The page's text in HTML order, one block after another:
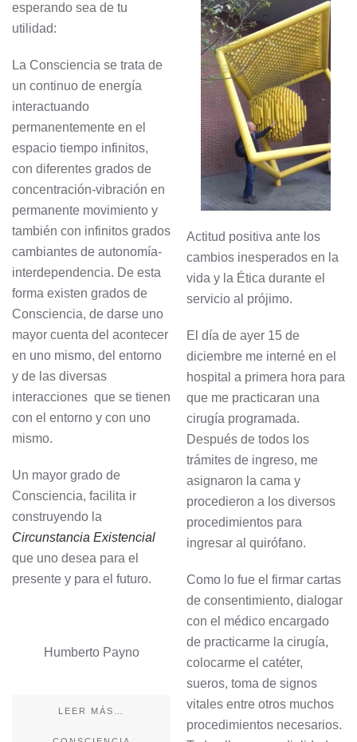
esperando sea de tu
utilidad:
La Consciencia se trata de
un continuo de energía
interactuando
permanentemente en el
espacio tiempo infinitos,
con diferentes grados de
concentración-vibración en
permanente movimiento y
también con infinitos grados
cambiantes de autonomía-
interdependencia. De esta
forma existen grados de
Consciencia, de darse uno
mayor cuenta del acontecer
en uno mismo, del entorno
y de las diversas
interacciones que se tienen
con el entorno y con uno
mismo.
Un mayor grado de
Consciencia, facilita ir
construyendo la
Circunstancia Existencial
que uno desea para el
presente y para el futuro.
Humberto Payno
LEER MÁS…
Actitud positiva ante los
cambios inesperados en la
vida y la Ética durante el
servicio al prójimo.
El día de ayer 15 de
diciembre me interné en el
hospital a primera hora para
que me practicaran una
cirugía programada.
Después de todos los
trámites de ingreso, me
asignaron la cama y
procedieron a los diversos
procedimientos para
ingresar al quirófano.
Como lo fue el firmar cartas
de consentimiento, dialogar
con el médico encargado
de practicarme la cirugía,
colocarme el catéter,
sueros, toma de signos
vitales entre otros muchos
procedimientos necesarios.